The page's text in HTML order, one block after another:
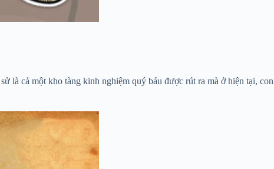
là cả một kho tàng kinh nghiệm quý báu được rút ra mà ở hiện tại, con